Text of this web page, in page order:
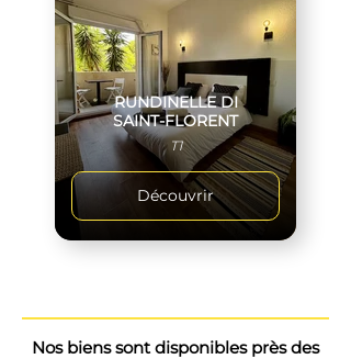
RUNDINELLE DI
SAINT-FLORENT
T1
Découvrir
Nos biens sont disponibles près des